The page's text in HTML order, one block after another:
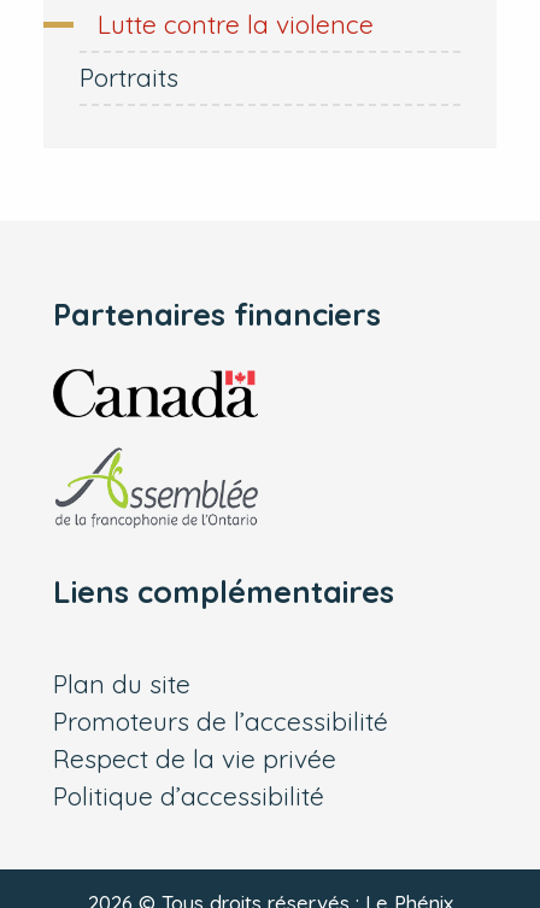
Lutte contre la violence
Portraits
Partenaires financiers
Liens complémentaires
Plan du site
Promoteurs de l’accessibilité
Respect de la vie privée
Politique d’accessibilité
2026 © Tous droits réservés : Le Phénix